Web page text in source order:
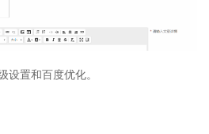
置和百度优化。